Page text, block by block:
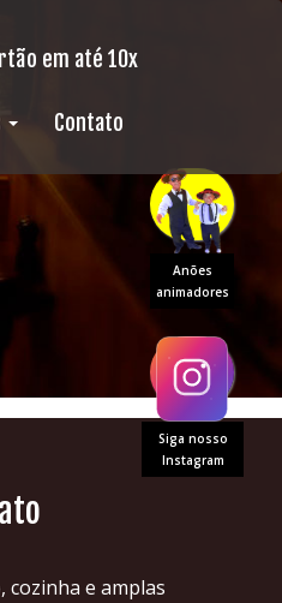
Anões
animadores
Siga nosso
Instagram
Contato
em até 10x
cozinha e amplas